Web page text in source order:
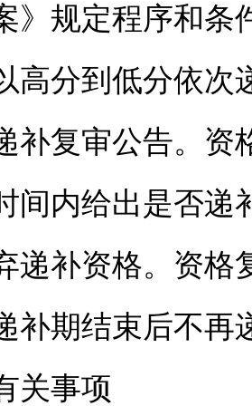
》规定程序和
高分到低分依次
补复审公告。资
间内给出是否递
递补资格。资格
补期结束后不再
事项